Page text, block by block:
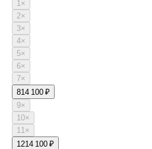
1×
2×
3×
4×
5×
6×
7×
814 100 ₽
9×
10×
11×
1214 100 ₽